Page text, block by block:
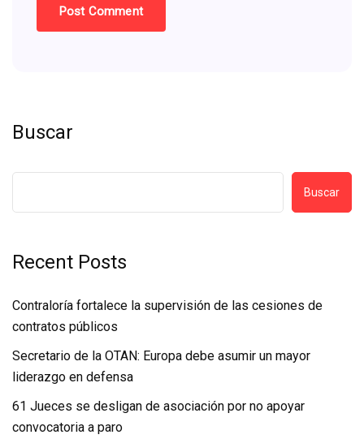
Buscar
Buscar
Recent Posts
Contraloría fortalece la supervisión de las cesiones de
contratos públicos
Secretario de la OTAN: Europa debe asumir un mayor
liderazgo en defensa
61 Jueces se desligan de asociación por no apoyar
convocatoria a paro